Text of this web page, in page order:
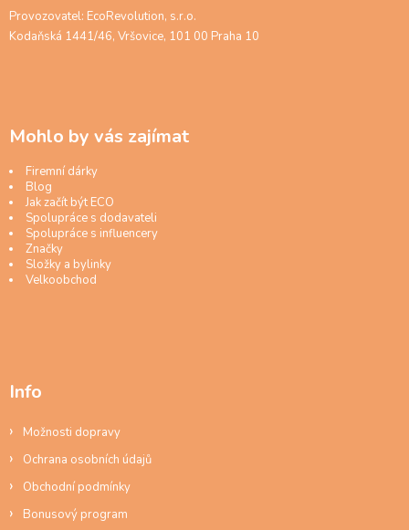
Provozovatel: EcoRevolution, s.r.o.
Kodaňská 1441/46, Vršovice, 101 00 Praha 10
Mohlo by vás zajímat
Firemní dárky
Blog
Jak začít být ECO
Spolupráce s dodavateli
Spolupráce s influencery
Značky
Složky a bylinky
Velkoobchod
Info
Možnosti dopravy
Ochrana osobních údajů
Obchodní podmínky
Bonusový program